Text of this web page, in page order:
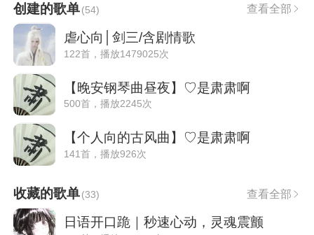
创建的歌单(54) 查看全部
虐心向│剑三/含剧情歌
122首，播放1479025次
【晚安钢琴曲昼夜】♡是肃肃啊
500首，播放2245次
【个人向的古风曲】♡是肃肃啊
141首，播放926次
收藏的歌单(33) 查看全部
日语开口跪｜秒速心动，灵魂震颤